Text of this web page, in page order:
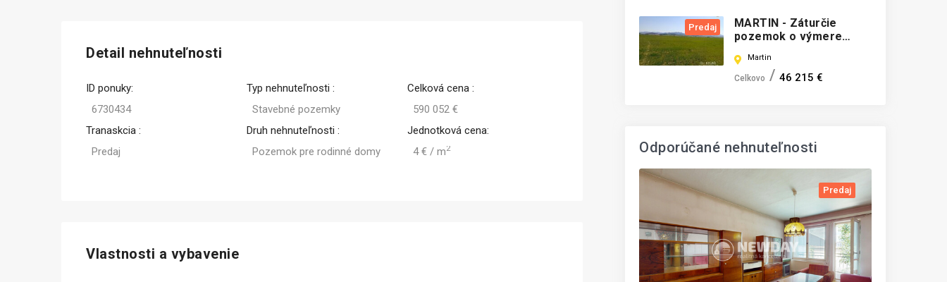
Detail nehnuteľnosti
ID ponuky:
6730434
Tranaskcia :
Predaj
Typ nehnuteľnosti :
Stavebné pozemky
Druh nehnuteľnosti :
Pozemok pre rodinné domy
Celková cena :
590 052 €
Jednotková cena:
4 € / m2
Vlastnosti a vybavenie
Predaj
MARTIN - Záturčie
pozemok o výmere
Martin
Celkovo 46 215 €
Odporúčané nehnuteľnosti
Predaj